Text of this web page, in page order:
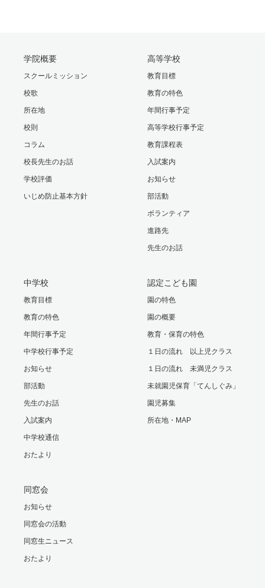
学院概要
スクールミッション
校歌
所在地
校則
コラム
校長先生のお話
学校評価
いじめ防止基本方針
高等学校
教育目標
教育の特色
年間行事予定
高等学校行事予定
教育課程表
入試案内
お知らせ
部活動
ボランティア
進路先
先生のお話
中学校
教育目標
教育の特色
年間行事予定
中学校行事予定
お知らせ
部活動
先生のお話
入試案内
中学校通信
おたより
認定こども園
園の特色
園の概要
教育・保育の特色
１日の流れ 以上児クラス
１日の流れ 未満児クラス
未就園児保育「てんしぐみ」
園児募集
所在地・MAP
同窓会
お知らせ
同窓会の活動
同窓生ニュース
おたより